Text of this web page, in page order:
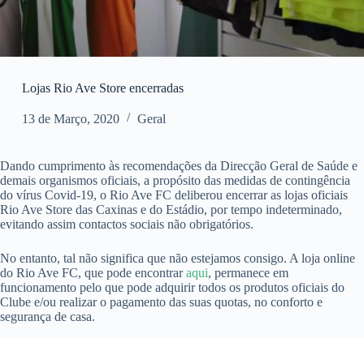
Lojas Rio Ave Store encerradas
13 de Março, 2020 Geral
Dando cumprimento às recomendações da Direcção Geral de Saúde e
demais organismos oficiais, a propósito das medidas de contingência
do vírus Covid-19, o Rio Ave FC deliberou encerrar as lojas oficiais
Rio Ave Store das Caxinas e do Estádio, por tempo indeterminado,
evitando assim contactos sociais não obrigatórios.
No entanto, tal não significa que não estejamos consigo. A loja online
do Rio Ave FC, que pode encontraraqui, permanece em
funcionamento pelo que pode adquirir todos os produtos oficiais do
Clube e/ou realizar o pagamento das suas quotas, no conforto e
segurança de casa.